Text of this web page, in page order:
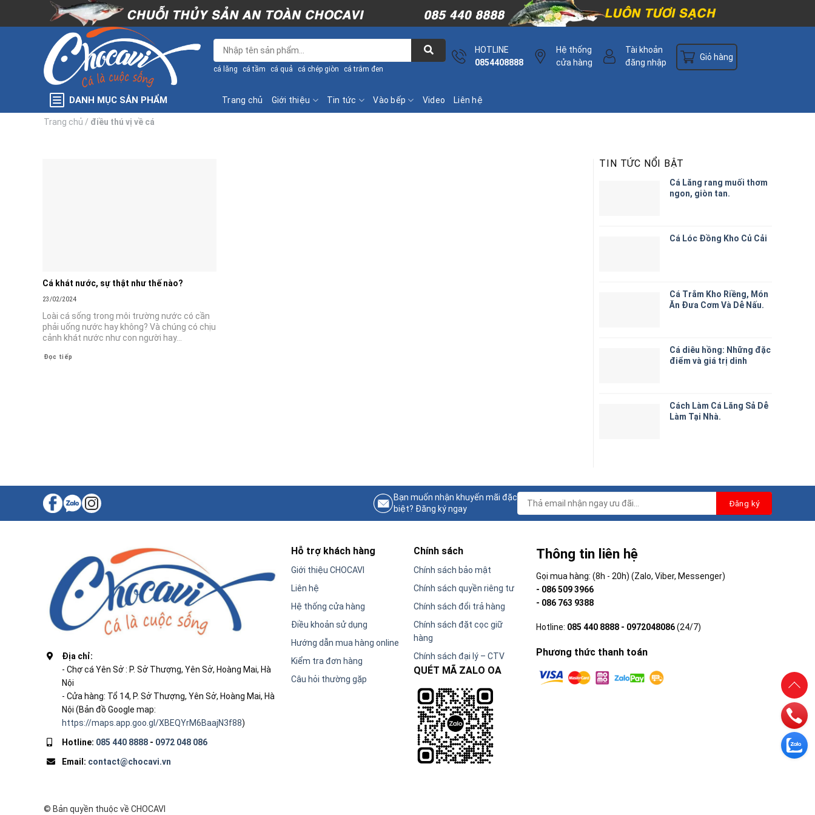
cá lăng cá tầm cá quả cá chép giòn cá trắm đen
HOTLINE
0854408888
Hệ thống
cửa hàng
Tài khoản
đăng nhập
Giỏ hàng
DANH MỤC SẢN PHẨM Trang chủ Giới thiệu Tin tức Vào bếp Video Liên hệ
Trang chủ / điều thú vị về cá
Cá khát nước, sự thật như thế nào?
23/02/2024
Loài cá sống trong môi trường nước có cần
phải uống nước hay không? Và chúng có chịu
cảnh khát nước như con người hay...
Đọc tiếp
TIN TỨC NỔI BẬT
Cá Lăng rang muối thơm
ngon, giòn tan.
Cá Lóc Đồng Kho Củ Cải
Cá Trắm Kho Riềng, Món
Ăn Đưa Cơm Và Dễ Nấu.
Cá diêu hồng: Những đặc
điểm và giá trị dinh
Cách Làm Cá Lăng Sả Dễ
Làm Tại Nhà.
Bạn muốn nhận khuyến mãi đặc
biệt? Đăng ký ngay
Địa chỉ:
- Chợ cá Yên Sở : P. Sở Thượng, Yên Sở, Hoàng Mai, Hà
Nội
- Cửa hàng: Tổ 14, P. Sở Thượng, Yên Sở, Hoàng Mai, Hà
Nội (Bản đồ Google map:
https://maps.app.goo.gl/XBEQYrM6BaajN3f88)
Hotline: 085 440 8888 - 0972 048 086
Email: contact@chocavi.vn
Hỗ trợ khách hàng
Giới thiệu CHOCAVI
Liên hệ
Hệ thống cửa hàng
Điều khoản sử dụng
Hướng dẫn mua hàng online
Kiểm tra đơn hàng
Câu hỏi thường gặp
Chính sách
Chính sách bảo mật
Chính sách quyền riêng tư
Chính sách đổi trả hàng
Chính sách đặt cọc giữ
hàng
Chính sách đại lý – CTV
QUÉT MÃ ZALO OA
Thông tin liên hệ
Gọi mua hàng: (8h - 20h) (Zalo, Viber, Messenger)
- 086 509 3966
- 086 763 9388
Hotline: 085 440 8888 - 0972048086(24/7)
Phương thức thanh toán
© Bản quyền thuộc về CHOCAVI